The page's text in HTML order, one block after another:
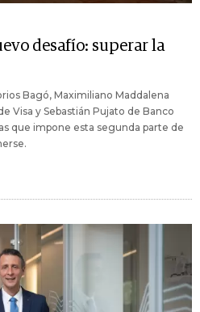
desafío: superar la
Bagó, Maximiliano Maddalena
Visa y Sebastián Pujato de Banco
que impone esta segunda parte de